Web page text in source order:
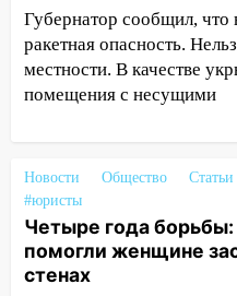
22:33 Прокуратура
спортивные
21:01 Ульяновцев
кровь: День донора
неделю подряд
низкие цены на
19:33 Коровы-
Ульяновской
молока
Губернатор сообщил, что
ракетная опасность.
местности. В качестве
помещения с несущими
Новости Общество
Статьи
#юристы
Четыре года
помогли женщине
стенах